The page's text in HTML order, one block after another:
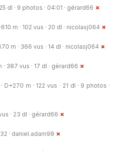
dl · 9 photos · 04:01 · gérard66
m · 102 vus · 20 dl · nicolasj064
m · 366 vus · 14 dl · nicolasj064
387 vus · 17 dl · gérard66
D+270 m · 122 vus · 21 dl · 9 photos ·
· 23 dl · gérard66
· daniel.adam98